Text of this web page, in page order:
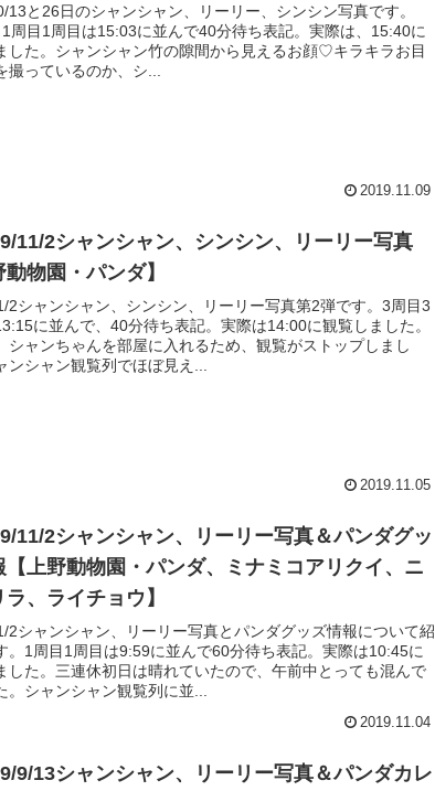
13と26日のシャンシャン、リーリー、シンシン写真です。
周目1周目は15:03に並んで40分待ち表記。実際は、15:40に
した。シャンシャン竹の隙間から見えるお顔♡キラキラお目
っているのか、シ...
2019.11.09
11/2シャンシャン、シンシン、リーリー写真
動物園・パンダ】
2シャンシャン、シンシン、リーリー写真第2弾です。3周目3
に並んで、40分待ち表記。実際は14:00に観覧しました。
シャンちゃんを部屋に入れるため、観覧がストップしまし
ンシャン観覧列でほぼ見え...
2019.11.05
11/2シャンシャン、リーリー写真＆パンダグッ
【上野動物園・パンダ、ミナミコアリクイ、ニ
ラ、ライチョウ】
2シャンシャン、リーリー写真とパンダグッズ情報について紹
。1周目1周目は9:59に並んで60分待ち表記。実際は10:45に
した。三連休初日は晴れていたので、午前中とっても混んで
。シャンシャン観覧列に並...
2019.11.04
9/13シャンシャン、リーリー写真＆パンダカレ